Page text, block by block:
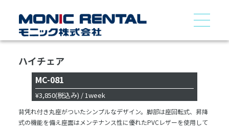
ハイチェア
MC-081
¥3,850(税込み) / 1week
背凭れ付き丸座がついたシンプルなデザイン。脚部は座回転式、昇降
式の機能を備え座面はメンテナンス性に優れたPVCレザーを使用して